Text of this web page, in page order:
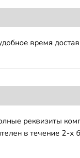
время
реквизиты
в течение 2-х